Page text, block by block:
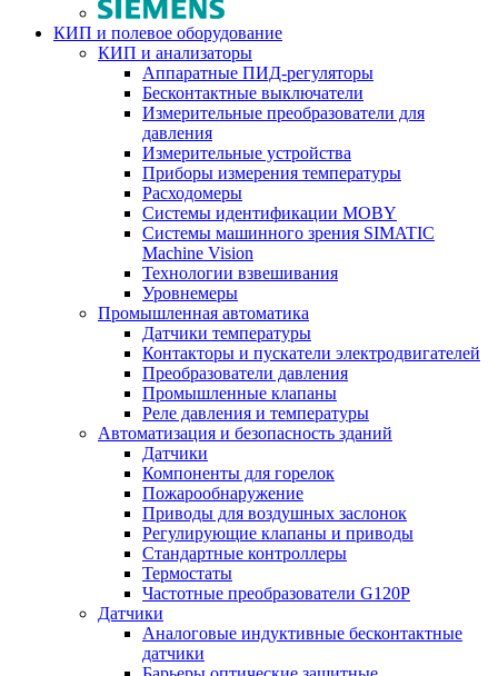
КИП и полевое оборудование
КИП и анализаторы
Аппаратные ПИД-регуляторы
Бесконтактные выключатели
Измерительные преобразователи для
давления
Измерительные устройства
Приборы измерения температуры
Расходомеры
Системы идентификации MOBY
Системы машинного зрения SIMATIC
Machine Vision
Технологии взвешивания
Уровнемеры
Промышленная автоматика
Датчики температуры
Контакторы и пускатели электродвигателей
Преобразователи давления
Промышленные клапаны
Реле давления и температуры
Автоматизация и безопасность зданий
Датчики
Компоненты для горелок
Пожарообнаружение
Приводы для воздушных заслонок
Регулирующие клапаны и приводы
Стандартные контроллеры
Термостаты
Частотные преобразователи G120P
Датчики
Аналоговые индуктивные бесконтактные
датчики